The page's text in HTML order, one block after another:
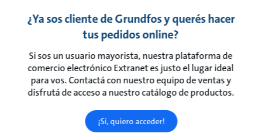
¿Ya sos cliente de Grundfos y querés hacer
tus pedidos online?
Si sos un usuario mayorista, nuestra plataforma de
comercio electrónico Extranet es justo el lugar ideal
para vos. Contactá con nuestro equipo de ventas y
disfrutá de acceso a nuestro catálogo de productos.
¡Sí, quiero acceder!